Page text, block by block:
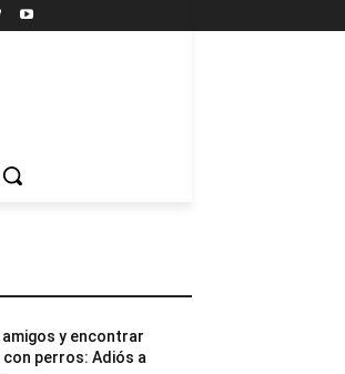
amigos y encontrar
con perros: Adiós a